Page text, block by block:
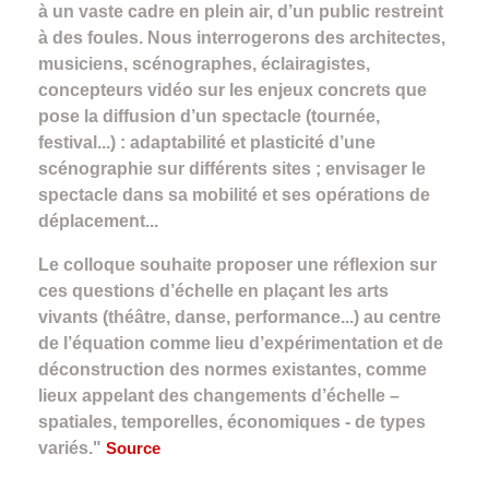
à un vaste cadre en plein air, d’un public restreint
à des foules. Nous interrogerons des architectes,
musiciens, scénographes, éclairagistes,
concepteurs vidéo sur les enjeux concrets que
pose la diffusion d’un spectacle (tournée,
festival...) : adaptabilité et plasticité d’une
scénographie sur différents sites ; envisager le
spectacle dans sa mobilité et ses opérations de
déplacement...
Le colloque souhaite proposer une réflexion sur
ces questions d’échelle en plaçant les arts
vivants (théâtre, danse, performance...) au centre
de l’équation comme lieu d’expérimentation et de
déconstruction des normes existantes, comme
lieux appelant des changements d’échelle –
spatiales, temporelles, économiques - de types
variés." Source